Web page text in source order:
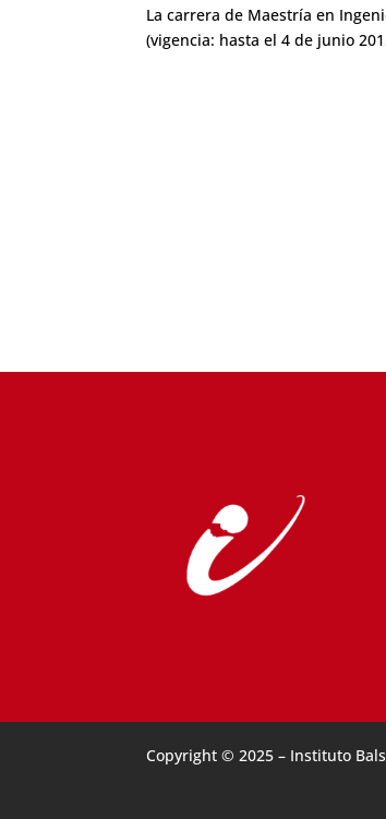
La carrera de Maestría en
(vigencia: hasta el 4 de junio
Copyright © 2025 – Instituto